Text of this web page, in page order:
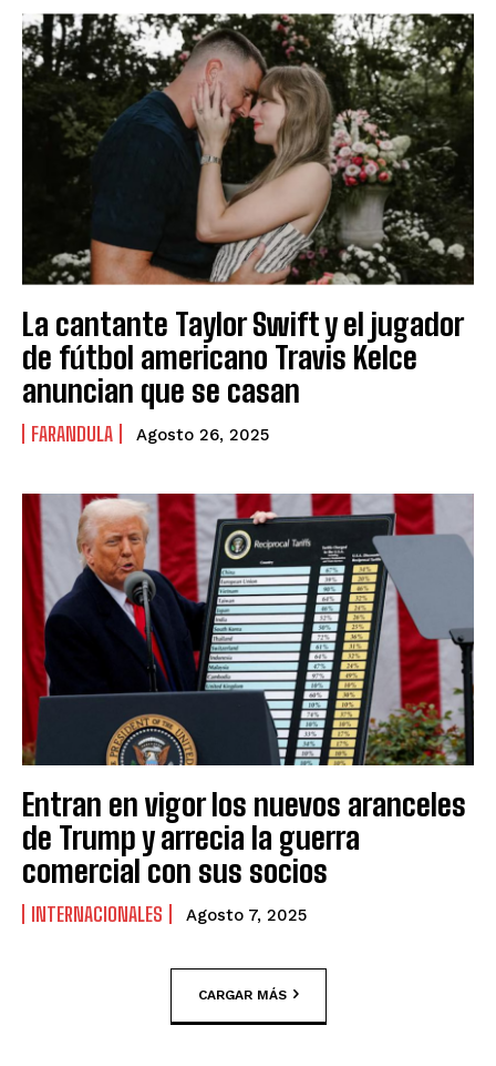
La cantante Taylor Swift y el jugador
de fútbol americano Travis Kelce
anuncian que se casan
FARANDULA Agosto 26, 2025
Entran en vigor los nuevos aranceles
de Trump y arrecia la guerra
comercial con sus socios
INTERNACIONALES Agosto 7, 2025
CARGAR MÁS